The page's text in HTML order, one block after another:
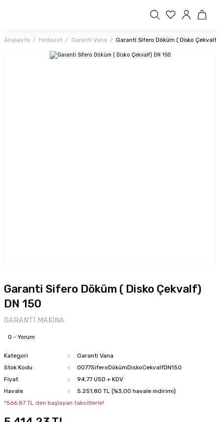
Anasayfa Hırdavat Garanti Vana Garanti Sifero Döküm ( Disko Çekvalf)
Garanti Sifero Döküm ( Disko Çekvalf)
DN 150
GARANTİ MAKİNA
0 - Yorum
Kategori
Garanti Vana
Stok Kodu
0077SiferoDökümDiskoCekvalfDN150
Fiyat
94,77 USD + KDV
Havale
5.251,80 TL (%3,00 havale indirimi)
*566,87 TL den başlayan taksitlerle!